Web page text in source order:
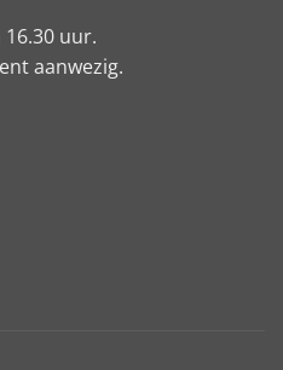
uur.
aanwezig.